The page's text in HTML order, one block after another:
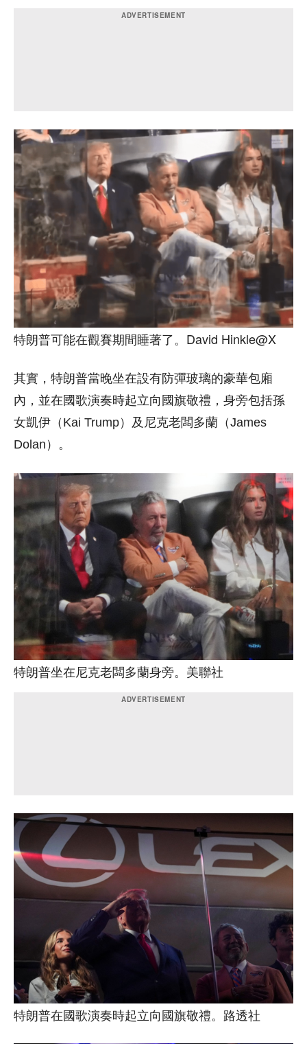
特朗普可能在觀賽期間睡著了。David Hinkle@X
其實，特朗普當晚坐在設有防彈玻璃的豪華包廂
內，並在國歌演奏時起立向國旗敬禮，身旁包括孫
女凱伊（Kai Trump）及尼克老闆多蘭（James
Dolan）。
特朗普坐在尼克老闆多蘭身旁。美聯社
特朗普在國歌演奏時起立向國旗敬禮。路透社